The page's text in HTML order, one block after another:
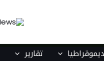
تقارير